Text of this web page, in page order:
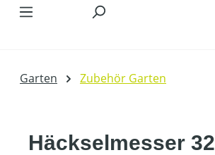
Garten Zubehör Garten
Häckselmesser